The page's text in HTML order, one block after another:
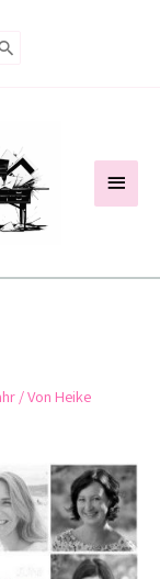
/ Von Heike